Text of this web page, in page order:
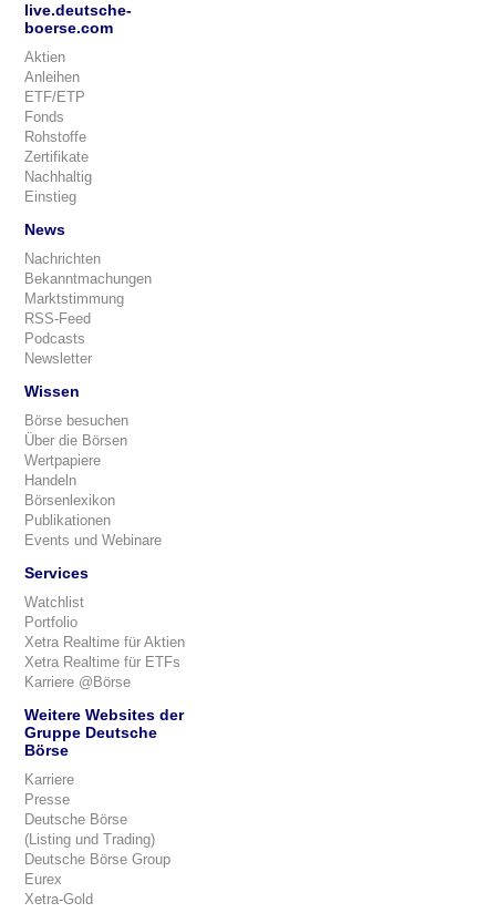
live.deutsche-
boerse.com
Aktien
Anleihen
ETF/ETP
Fonds
Rohstoffe
Zertifikate
Nachhaltig
Einstieg
News
Nachrichten
Bekanntmachungen
Marktstimmung
RSS-Feed
Podcasts
Newsletter
Wissen
Börse besuchen
Über die Börsen
Wertpapiere
Handeln
Börsenlexikon
Publikationen
Events und Webinare
Services
Watchlist
Portfolio
Xetra Realtime für Aktien
Xetra Realtime für ETFs
Karriere @Börse
Weitere Websites der
Gruppe Deutsche
Börse
Karriere
Presse
Deutsche Börse
(Listing und Trading)
Deutsche Börse Group
Eurex
Xetra-Gold